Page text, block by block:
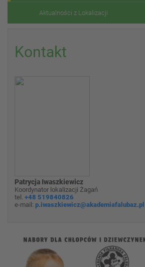
Aktualności z Lokalizacji
Kontakt
Patrycja Iwaszkiewicz
Koordynator lokalizacji Żagań
tel. +48 519840826
e-mail: p.iwaszkiewicz@akademiafalubaz.pl